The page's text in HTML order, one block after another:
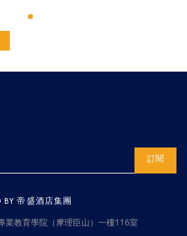
訂閱
BY 帝盛酒店集團
業教育學院（摩理臣山）一樓116室